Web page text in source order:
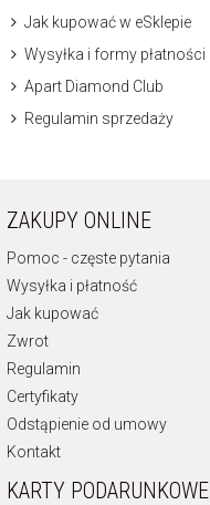
Jak kupować w eSklepie
Wysyłka i formy płatności
Apart Diamond Club
Regulamin sprzedaży
ZAKUPY ONLINE
Pomoc - częste pytania
Wysyłka i płatność
Jak kupować
Zwrot
Regulamin
Certyfikaty
Odstąpienie od umowy
Kontakt
KARTY PODARUNKOWE